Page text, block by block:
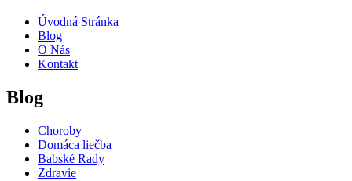
Úvodná Stránka
Blog
O Nás
Kontakt
Blog
Choroby
Domáca liečba
Babské Rady
Zdravie